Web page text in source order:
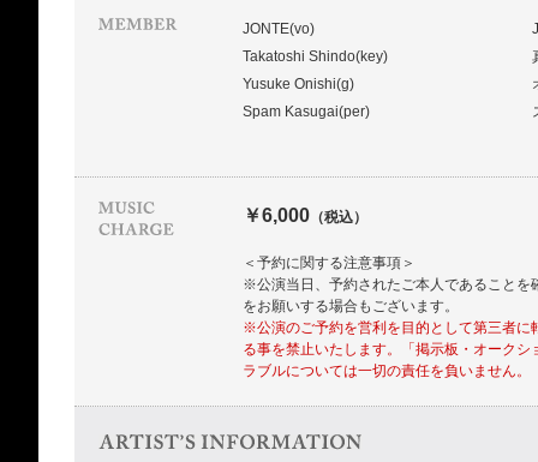
JONTE(vo)
Takatoshi Shindo(key)
Yusuke Onishi(g)
Spam Kasugai(per)
￥6,000 （税込）
＜予約に関する注意事項＞
※公演当日、予約されたご本人であることを
をお願いする場合もございます。
※公演のご予約を営利を目的として第三者に
る事を禁止いたします。「掲示板・オーク
ラブルについては一切の責任を負いません。